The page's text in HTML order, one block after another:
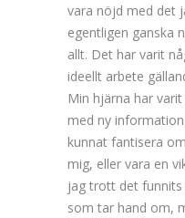
vara nöjd med det
egentligen ganska
allt. Det har varit
ideellt arbete
Min hjärna har
med ny
kunnat fantisera
mig, eller vara en
jag trott det
som tar hand om,